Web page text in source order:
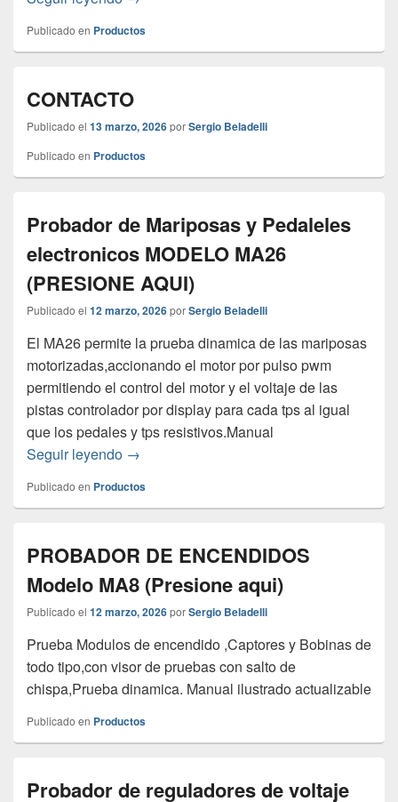
Publicado en Productos
CONTACTO
Publicado el 13 marzo, 2026porSergio Beladelli
Publicado en Productos
Probador de Mariposas y Pedaleles
electronicos MODELO MA26
(PRESIONE AQUI)
Publicado el 12 marzo, 2026porSergio Beladelli
El MA26 permite la prueba dinamica de las mariposas
motorizadas,accionando el motor por pulso pwm
permitiendo el control del motor y el voltaje de las
pistas controlador por display para cada tps al igual
que los pedales y tps resistivos.Manual
Seguir leyendo Probador de Mariposas y Pedaleles
→
Publicado en Productos
PROBADOR DE ENCENDIDOS
Modelo MA8 (Presione aqui)
Publicado el 12 marzo, 2026porSergio Beladelli
Prueba Modulos de encendido ,Captores y Bobinas de
todo tipo,con visor de pruebas con salto de
chispa,Prueba dinamica. Manual ilustrado actualizable
Publicado en Productos
Probador de reguladores de voltaje